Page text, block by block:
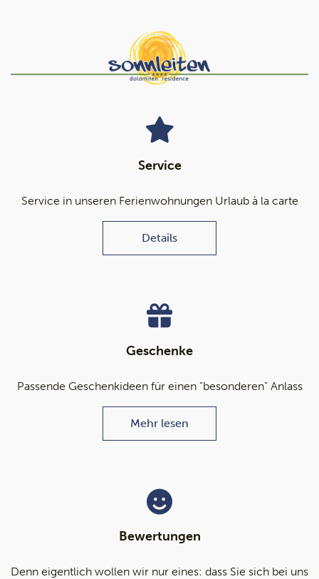
Service
Service in unseren Ferienwohnungen Urlaub à la carte
Details
Geschenke
Passende Geschenkideen für einen "besonderen" Anlass
Mehr lesen
Bewertungen
Denn eigentlich wollen wir nur eines: dass Sie sich bei uns